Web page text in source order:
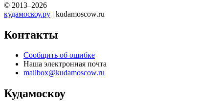
© 2013–2026
кудамоскоу.ру | kudamoscow.ru
Контакты
Сообщить об ошибке
Наша электронная почта
mailbox@kudamoscow.ru
Кудамоскоу